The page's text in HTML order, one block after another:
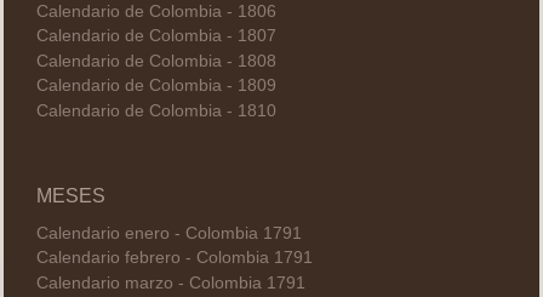
Calendario de Colombia - 1806
Calendario de Colombia - 1807
Calendario de Colombia - 1808
Calendario de Colombia - 1809
Calendario de Colombia - 1810
MESES
Calendario enero - Colombia 1791
Calendario febrero - Colombia 1791
Calendario marzo - Colombia 1791